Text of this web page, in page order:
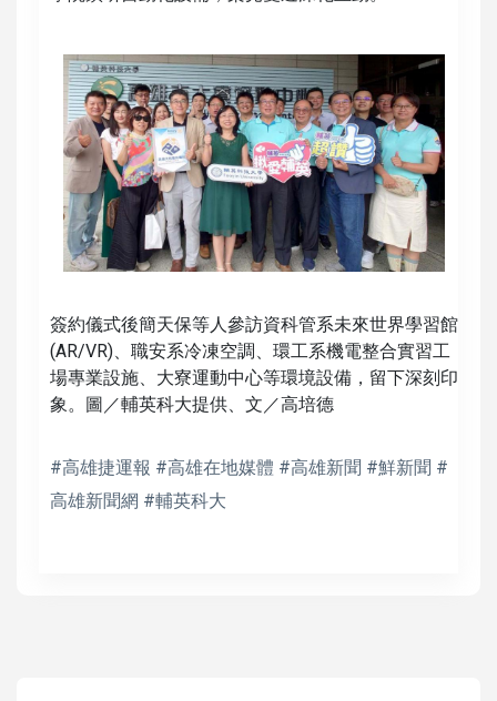
簽約儀式後簡天保等人參訪資科管系未來世界學習館
(AR/VR)、職安系冷凍空調、環工系機電整合實習工
場專業設施、大寮運動中心等環境設備，留下深刻印
象。圖／輔英科大提供、文／高培德
#高雄捷運報 #高雄在地媒體 #高雄新聞 #鮮新聞 #
高雄新聞網 #輔英科大